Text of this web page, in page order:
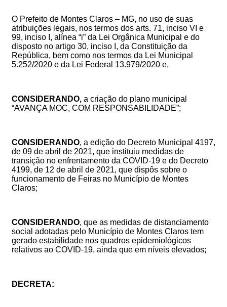
O Prefeito de Montes Claros – MG, no uso de suas
atribuições legais, nos termos dos arts. 71, inciso VI e
99, inciso I, alínea “i” da Lei Orgânica Municipal e do
disposto no artigo 30, inciso I, da Constituição da
República, bem como nos termos da Lei Municipal
5.252/2020 e da Lei Federal 13.979/2020 e,
CONSIDERANDO, a criação do plano municipal
“AVANÇA MOC, COM RESPONSABILIDADE”;
CONSIDERANDO, a edição do Decreto Municipal 4197,
de 09 de abril de 2021, que instituiu medidas de
transição no enfrentamento da COVID-19 e do Decreto
4199, de 12 de abril de 2021, que dispôs sobre o
funcionamento de Feiras no Município de Montes
Claros;
CONSIDERANDO, que as medidas de distanciamento
social adotadas pelo Município de Montes Claros tem
gerado estabilidade nos quadros epidemiológicos
relativos ao COVID-19, ainda que em níveis elevados;
DECRETA: